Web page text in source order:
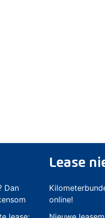
Dan
Lease
online!